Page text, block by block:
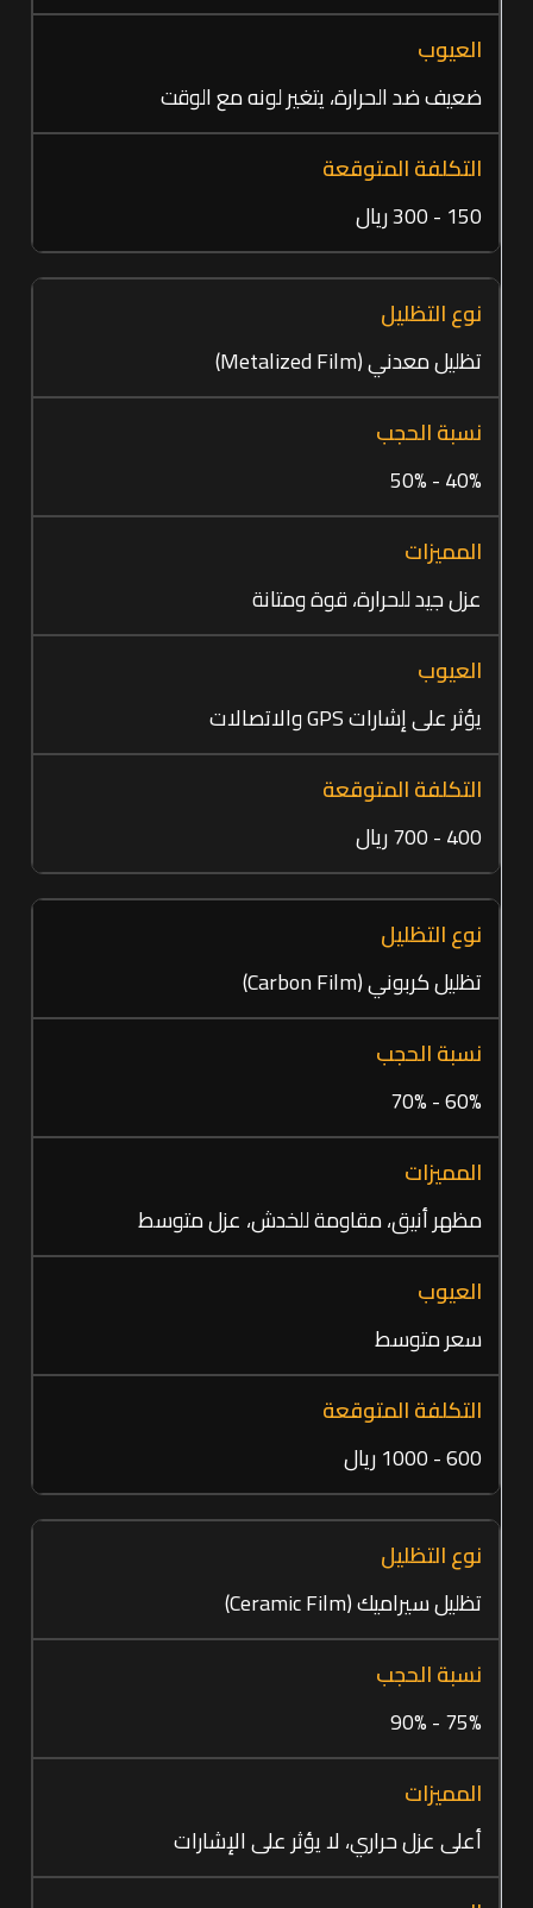
ضعيف ضد الحرارة، يتغير لونه مع الوقت
150 - 300 ريال
تظليل معدني (Metalized Film)
40% - 50%
عزل جيد للحرارة، قوة ومتانة
يؤثر على إشارات GPS والاتصالات
400 - 700 ريال
تظليل كربوني (Carbon Film)
60% - 70%
مظهر أنيق، مقاومة للخدش، عزل متوسط
سعر متوسط
600 - 1000 ريال
تظليل سيراميك (Ceramic Film)
75% - 90%
أعلى عزل حراري، لا يؤثر على الإشارات